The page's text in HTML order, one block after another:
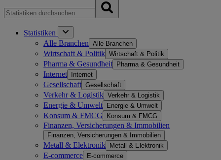
Statistiken
Alle Branchen Alle Branchen
Wirtschaft & Politik Wirtschaft & Politik
Pharma & Gesundheit Pharma & Gesundheit
Internet Internet
Gesellschaft Gesellschaft
Verkehr & Logistik Verkehr & Logistik
Energie & Umwelt Energie & Umwelt
Konsum & FMCG Konsum & FMCG
Finanzen, Versicherungen & Immobilien
Finanzen, Versicherungen & Immobilien
Metall & Elektronik Metall & Elektronik
E-commerce E-commerce